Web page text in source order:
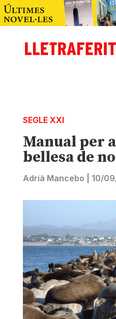
SEGLE XXI
Manual per
bellesa de
Adrià Mancebo 10/